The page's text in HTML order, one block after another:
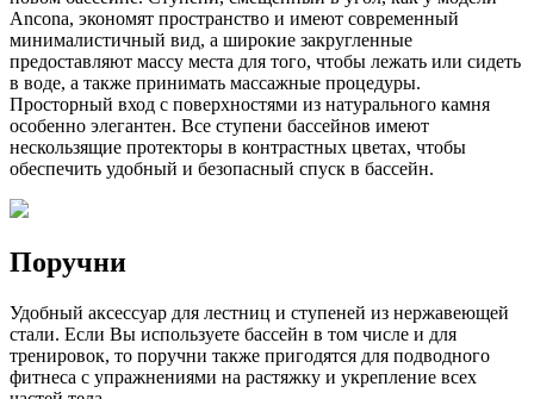
Ancona, экономят пространство и имеют современный
минималистичный вид, а широкие закругленные
предоставляют массу места для того, чтобы лежать или сидеть
в воде, а также принимать массажные процедуры.
Просторный вход с поверхностями из натурального камня
особенно элегантен. Все ступени бассейнов имеют
нескользящие протекторы в контрастных цветах, чтобы
обеспечить удобный и безопасный спуск в бассейн.
Поручни
Удобный аксессуар для лестниц и ступеней из нержавеющей
стали. Если Вы используете бассейн в том числе и для
тренировок, то поручни также пригодятся для подводного
фитнеса с упражнениями на растяжку и укрепление всех